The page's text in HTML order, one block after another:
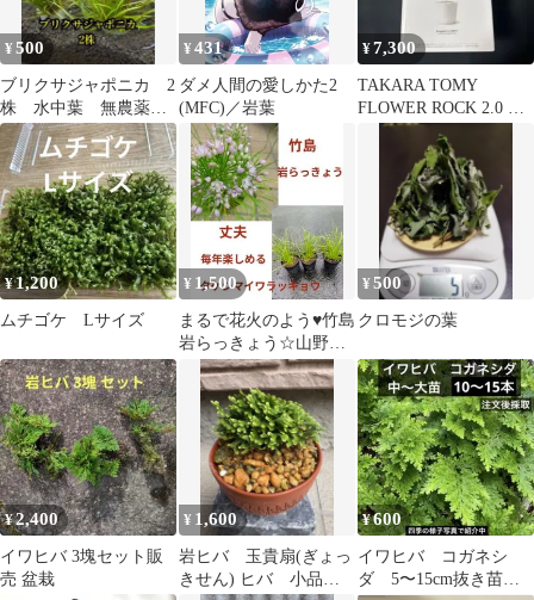
¥500
ブリクサジャポニカ 2
株 水中葉 無農薬
メルカリ便
¥431
ダメ人間の愛しかた2
(MFC)／岩葉
¥7,300
TAKARA TOMY
FLOWER ROCK 2.0 ノ
ースポール 訳あり
¥1,200
ムチゴケ Lサイズ
¥ 1,500
まるで花火のよう♥竹島
岩らっきょう☆山野草
✨（竹島岩辣韮）
¥500
クロモジの葉
¥2,400
イワヒバ 3塊セット販
売 盆栽
¥ 1,600
岩ヒバ 玉貴扇(ぎょっ
きせん) ヒバ 小品盆
¥600
イワヒバ コガネシ
ダ 5〜15cm抜き苗